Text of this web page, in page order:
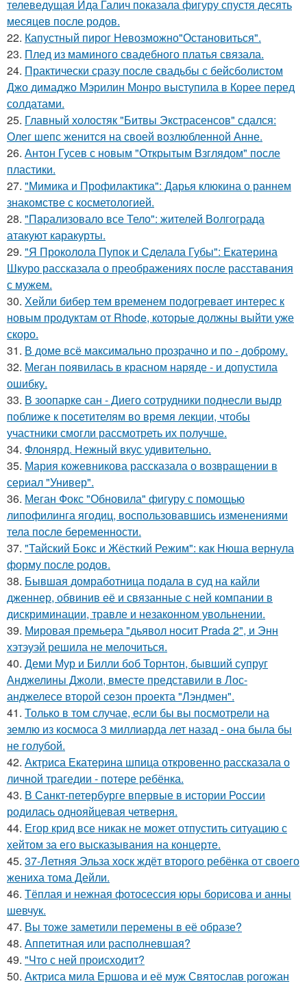
телеведущая Ида Галич показала фигуру спустя десять
месяцев после родов.
22. Капустный пирог Невозможно"Остановиться".
23. Плед из маминого свадебного платья связала.
24. Практически сразу после свадьбы с бейсболистом
Джо димаджо Мэрилин Монро выступила в Корее перед
солдатами.
25. Главный холостяк "Битвы Экстрасенсов" сдался:
Олег шепс женится на своей возлюбленной Анне.
26. Антон Гусев с новым "Открытым Взглядом" после
пластики.
27. "Мимика и Профилактика": Дарья клюкина о раннем
знакомстве с косметологией.
28. "Пapализовало все Тело": жителей Волгограда
атакуют каракурты.
29. "Я Проколола Пупок и Сделала Губы": Екатерина
Шкуро рассказала о преображениях после расставания
с мужем.
30. Хейли бибер тем временем подогревает интерес к
новым продуктам от Rhode, которые должны выйти уже
скоро.
31. В доме всё максимально прозрачно и по - доброму.
32. Меган появилась в красном наряде - и допустила
ошибку.
33. В зоопарке сан - Диего сотрудники поднесли выдр
поближе к посетителям во время лекции, чтобы
участники смогли рассмотреть их получше.
34. Флонярд. Нежный вкус удивительно.
35. Мария кожевникова рассказала о возвращении в
сериал "Универ".
36. Меган Фокс "Обновила" фигуру с помощью
липофилинга ягодиц, воспользовавшись изменениями
тела после беременности.
37. "Тайский Бокс и Жёсткий Режим": как Нюша вернула
форму после родов.
38. Бывшая домработница подала в суд на кайли
дженнер, обвинив её и связанные с ней компании в
дискриминации, травле и незаконном увольнении.
39. Мировая премьера "дьявол носит Prada 2", и Энн
хэтэуэй решила не мелочиться.
40. Деми Мур и Билли боб Торнтон, бывший супруг
Анджелины Джоли, вместе представили в Лос-
анджелесе второй сезон проекта "Лэндмен".
41. Только в том случае, если бы вы посмотрели на
землю из космоса 3 миллиарда лет назад - она была бы
не голубой.
42. Актриса Екатерина шпица откровенно рассказала о
личной трагедии - потере ребёнка.
43. В Санкт-петербурге впервые в истории России
родилась однояйцевая четверня.
44. Егор крид все никак не может отпустить ситуацию с
хейтом за его высказывания на концерте.
45. 37-Летняя Эльза хоск ждёт второго ребёнка от своего
жениха тома Дейли.
46. Тёплая и нежная фотосессия юры борисова и анны
шевчук.
47. Вы тоже заметили перемены в её образе?
48. Аппетитная или располневшая?
49. "Что с ней происходит?
50. Актриса мила Ершова и её муж Святослав рогожан